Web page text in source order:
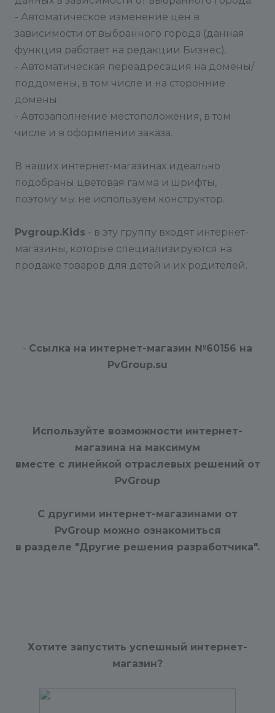
- Автоматическое изменение цен в
зависимости от выбранного города (данная
функция работает на редакции Бизнес).
- Автоматическая переадресация на домены/
поддомены, в том числе и на сторонние
домены.
- Автозаполнение местоположения, в том
числе и в оформлении заказа.
В наших интернет-магазинах идеально
подобраны цветовая гамма и шрифты,
поэтому мы не используем конструктор.
Pvgroup.Kids - в эту группу входят интернет-
магазины, которые специализируются на
продаже товаров для детей и их родителей.
- Ссылка на интернет-магазин №60156 на
PvGroup.su
Используйте возможности интернет-
магазина на максимум
вместе с линейкой отраслевых решений от
PvGroup
С другими интернет-магазинами от
PvGroup можно ознакомиться
в разделе "Другие решения разработчика".
Хотите запустить успешный интернет-
магазин?